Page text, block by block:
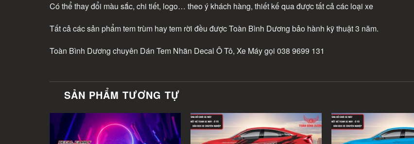
Có thể thay đổi màu sắc, chi tiết, logo… theo ý khách hàng, thiết kế qua được tất cả các loại xe
Tất cả các sản phẩm tem trùm hay tem rời đều được Toàn Bình Dương bảo hành kỹ thuật 3 năm.
Toàn Bình Dương chuyên Dán Tem Nhãn Decal Ô Tô, Xe Máy gọi 038 9699 131
SẢN PHẨM TƯƠNG TỰ